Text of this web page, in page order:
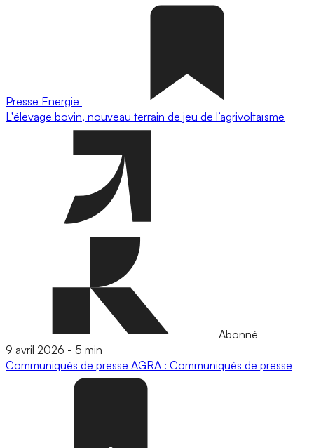
Presse Energie
L'élevage bovin, nouveau terrain de jeu de l’agrivoltaïsme
Abonné
9 avril 2026 - 5 min
Communiqués de presse AGRA : Communiqués de presse